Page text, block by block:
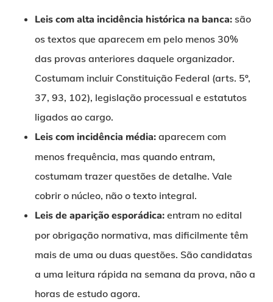
Leis com alta incidência histórica na banca:são
os textos que aparecem em pelo menos 30%
das provas anteriores daquele organizador.
Costumam incluir Constituição Federal (arts. 5º,
37, 93, 102), legislação processual e estatutos
ligados ao cargo.
Leis com incidência média:aparecem com
menos frequência, mas quando entram,
costumam trazer questões de detalhe. Vale
cobrir o núcleo, não o texto integral.
Leis de aparição esporádica:entram no edital
por obrigação normativa, mas dificilmente têm
mais de uma ou duas questões. São candidatas
a uma leitura rápida na semana da prova, não a
horas de estudo agora.